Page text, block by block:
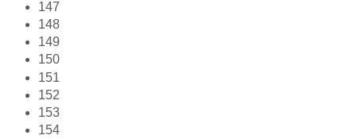
147
148
149
150
151
152
153
154